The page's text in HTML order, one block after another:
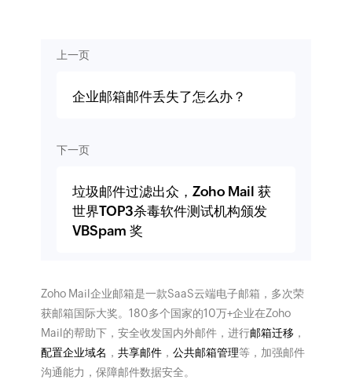
上一页
企业邮箱邮件丢失了怎么办？
下一页
垃圾邮件过滤出众，Zoho Mail 获
世界TOP3杀毒软件测试机构颁发
VBSpam 奖
Zoho Mail企业邮箱是一款SaaS云端电子邮箱，多次荣
获邮箱国际大奖。180多个国家的10万+企业在Zoho
Mail的帮助下，安全收发国内外邮件，进行邮箱迁移 ，
配置企业域名 ， 共享邮件， 公共邮箱管理等，加强邮件
沟通能力，保障邮件数据安全。